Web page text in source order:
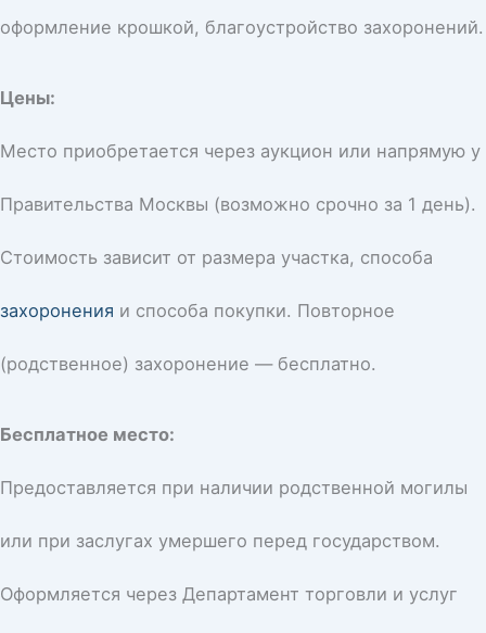
оформление крошкой, благоустройство захоронений.
Цены:
Место приобретается через аукцион или напрямую у
Правительства Москвы (возможно срочно за 1 день).
Стоимость зависит от размера участка, способа
захоронения и способа покупки. Повторное
(родственное) захоронение — бесплатно.
Бесплатное место:
Предоставляется при наличии родственной могилы
или при заслугах умершего перед государством.
Оформляется через Департамент торговли и услуг